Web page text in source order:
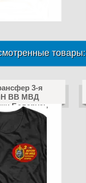
товары:
3-я
ВВ МВД
Беларусь